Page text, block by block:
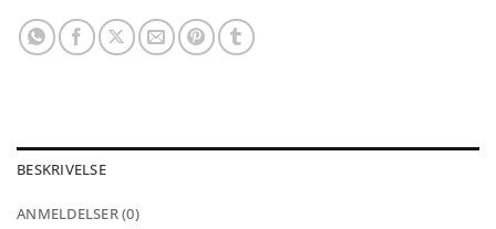
BESKRIVELSE
ANMELDELSER (0)